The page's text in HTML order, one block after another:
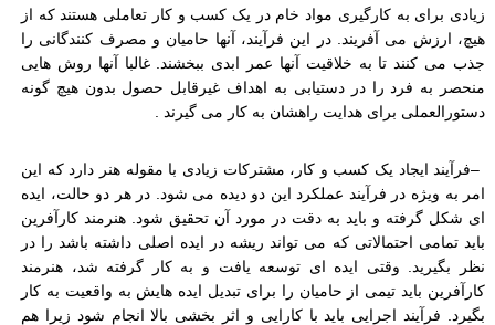
زیادی برای به کارگیری مواد خام در یک کسب و کار تعاملی هستند که از
هیچ، ارزش می آفریند. در این فرآیند، آنها حامیان و مصرف کنندگانی را
جذب می کنند تا به خلاقیت آنها عمر ابدی ببخشند. غالبا آنها روش هایی
منحصر به فرد را در دستیابی به اهداف غیرقابل حصول بدون هیچ گونه
دستورالعملی برای هدایت راهشان به کار می گیرند
–فرآیند ایجاد یک کسب و کار، مشترکات زیادی با مقوله هنر دارد که این
امر به ویژه در فرآیند عملکرد این دو دیده می شود. در هر دو حالت، ایده
ای شکل گرفته و باید به دقت در مورد آن تحقیق شود. هنرمند کارآفرین
باید تمامی احتمالاتی که می تواند ریشه در ایده اصلی داشته باشد را در
نظر بگیرید. وقتی ایده ای توسعه یافت و به کار گرفته شد، هنرمند
کارآفرین باید تیمی از حامیان را برای تبدیل ایده هایش به واقعیت به کار
بگیرد. فرآیند اجرایی باید با کارایی و اثر بخشی بالا انجام شود زیرا هم